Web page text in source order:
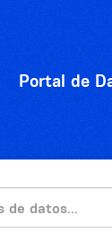
Portal de